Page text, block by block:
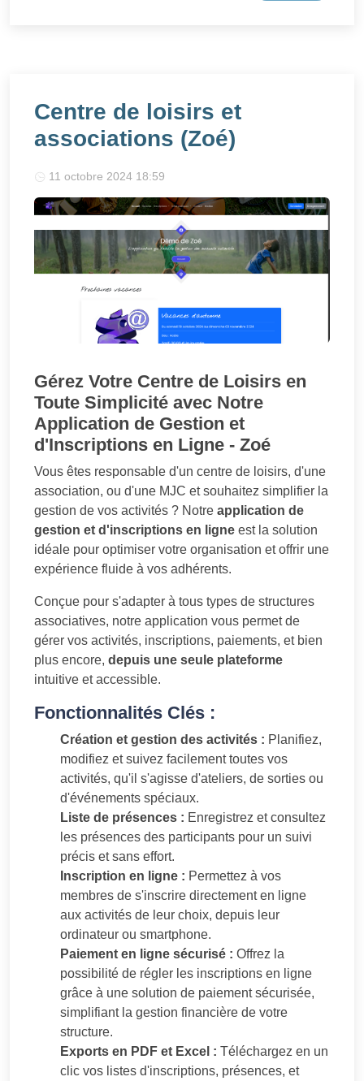
Centre de loisirs et
associations (Zoé)
11 octobre 2024 18:59
Gérez Votre Centre de Loisirs en
Toute Simplicité avec Notre
Application de Gestion et
d'Inscriptions en Ligne - Zoé
Vous êtes responsable d'un centre de loisirs, d'une
association, ou d'une MJC et souhaitez simplifier la
gestion de vos activités ? Notre application de
gestion et d'inscriptions en ligne est la solution
idéale pour optimiser votre organisation et offrir une
expérience fluide à vos adhérents.
Conçue pour s'adapter à tous types de structures
associatives, notre application vous permet de
gérer vos activités, inscriptions, paiements, et bien
plus encore, depuis une seule plateforme
intuitive et accessible.
Fonctionnalités Clés :
Création et gestion des activités : Planifiez,
modifiez et suivez facilement toutes vos
activités, qu'il s'agisse d'ateliers, de sorties ou
d'événements spéciaux.
Liste de présences : Enregistrez et consultez
les présences des participants pour un suivi
précis et sans effort.
Inscription en ligne : Permettez à vos
membres de s'inscrire directement en ligne
aux activités de leur choix, depuis leur
ordinateur ou smartphone.
Paiement en ligne sécurisé : Offrez la
possibilité de régler les inscriptions en ligne
grâce à une solution de paiement sécurisée,
simplifiant la gestion financière de votre
structure.
Exports en PDF et Excel : Téléchargez en un
clic vos listes d'inscriptions, présences, et